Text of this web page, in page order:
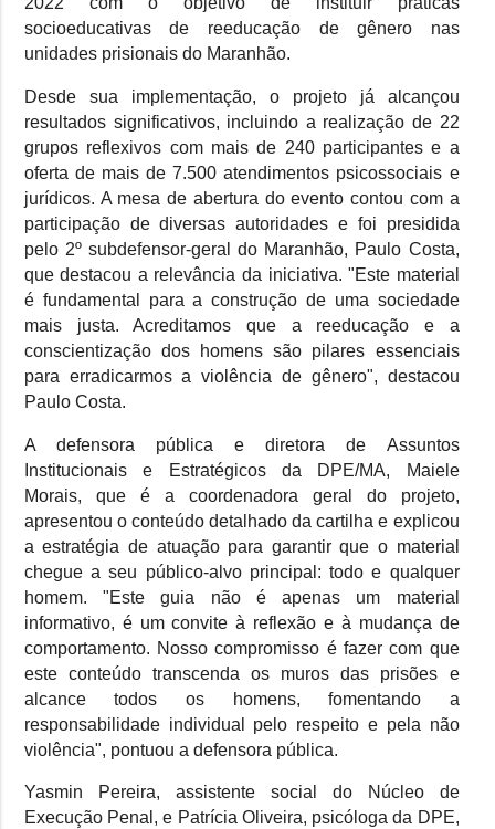
socioeducativas de reeducação de gênero nas
unidades prisionais do Maranhão.
Desde sua implementação, o projeto já alcançou
resultados significativos, incluindo a realização de 22
grupos reflexivos com mais de 240 participantes e a
oferta de mais de 7.500 atendimentos psicossociais e
jurídicos. A mesa de abertura do evento contou com a
participação de diversas autoridades e foi presidida
pelo 2º subdefensor-geral do Maranhão, Paulo Costa,
que destacou a relevância da iniciativa. "Este material
é fundamental para a construção de uma sociedade
mais justa. Acreditamos que a reeducação e a
conscientização dos homens são pilares essenciais
para erradicarmos a violência de gênero", destacou
Paulo Costa.
A defensora pública e diretora de Assuntos
Institucionais e Estratégicos da DPE/MA, Maiele
Morais, que é a coordenadora geral do projeto,
apresentou o conteúdo detalhado da cartilha e explicou
a estratégia de atuação para garantir que o material
chegue a seu público-alvo principal: todo e qualquer
homem. "Este guia não é apenas um material
informativo, é um convite à reflexão e à mudança de
comportamento. Nosso compromisso é fazer com que
este conteúdo transcenda os muros das prisões e
alcance todos os homens, fomentando a
responsabilidade individual pelo respeito e pela não
violência", pontuou a defensora pública.
Yasmin Pereira, assistente social do Núcleo de
Execução Penal, e Patrícia Oliveira, psicóloga da DPE,